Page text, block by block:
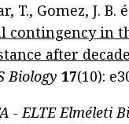
T., Gomez, J. B.
contingency in
after
Biology 17(10):
- ELTE Elméleti